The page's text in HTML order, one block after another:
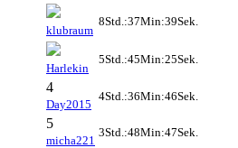
klubraum
8Std.:37Min:39Sek.
Harlekin
5Std.:45Min:25Sek.
4
Day2015
4Std.:36Min:46Sek.
5
micha221
3Std.:48Min:47Sek.